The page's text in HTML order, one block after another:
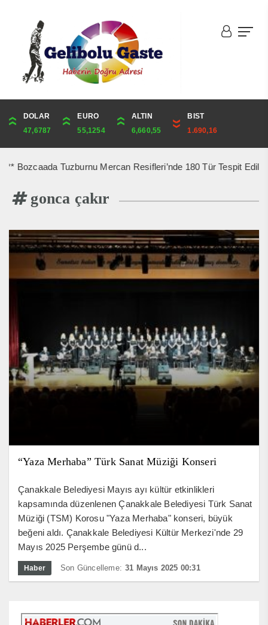
DOLAR
47,6787
EURO
55,1254
ALTIN
6,660,55
BIST
1.690,16
ONS
4,341,81
ALTIN
6,660,55
ÇEYREK
10,889,99
CUMHURİYET
44,750,00
Tuzburnu Mercan Resifleri’nde 180 Tür Tespit
gonca çakır
“Yaza Merhaba” Türk Sanat Müziği Konseri
Çanakkale Belediyesi Mayıs ayı kültür etkinlikleri
kapsamında düzenlenen Çanakkale Belediyesi Türk Sanat
Müziği (TSM) Korosu "Yaza Merhaba" konseri, büyük
beğeni aldı. Çanakkale Belediyesi Kültür Merkezi'nde 29
Mayıs 2025 Perşembe günü d...
Haber Son Güncelleme: 31 Mayıs 2025 00:31